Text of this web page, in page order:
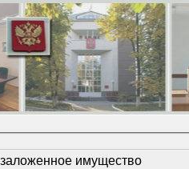
имущество